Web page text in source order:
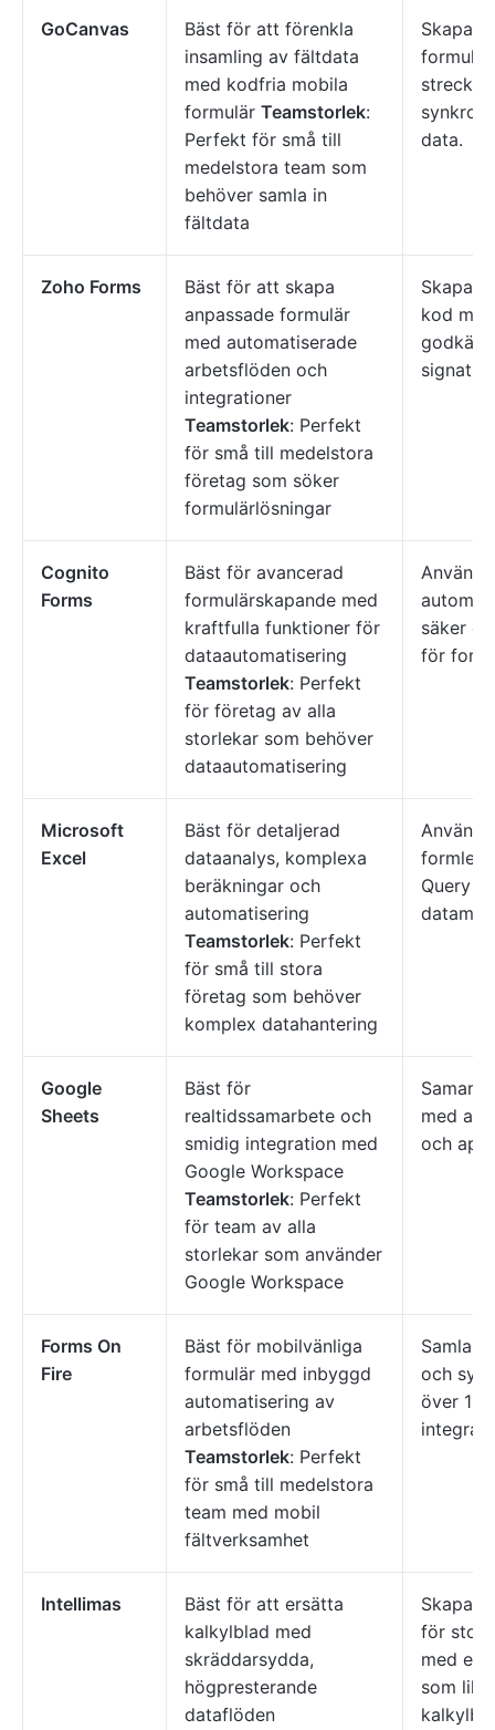
GoCanvas
Bäst för att förenkla
insamling av fältdata
med kodfria mobila
formulär Teamstorlek:
Perfekt för små till
medelstora team som
behöver samla in
fältdata
Skapa
data.
Zoho Forms
Bäst för att skapa
anpassade formulär
med automatiserade
arbetsflöden och
integrationer
Teamstorlek: Perfekt
för små till medelstora
företag som söker
formulärlösningar
Skapa
kod
Cognito
Forms
Bäst för avancerad
formulärskapande med
kraftfulla funktioner för
dataautomatisering
Teamstorlek: Perfekt
för företag av alla
storlekar som behöver
dataautomatisering
Använd
säker
för
Microsoft
Excel
Bäst för detaljerad
dataanalys, komplexa
beräkningar och
automatisering
Teamstorlek: Perfekt
för små till stora
företag som behöver
komplex datahantering
Använd
formler
Query
Google
Sheets
Bäst för
realtidssamarbete och
smidig integration med
Google Workspace
Teamstorlek: Perfekt
för team av alla
storlekar som använder
Google Workspace
med
och
Forms On
Fire
Bäst för mobilvänliga
formulär med inbyggd
automatisering av
arbetsflöden
Teamstorlek: Perfekt
för små till medelstora
team med mobil
fältverksamhet
Samla
och
över
Intellimas
Bäst för att ersätta
kalkylblad med
skräddarsydda,
högpresterande
dataflöden
Skapa
för
med ett
som